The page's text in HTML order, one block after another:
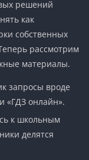
решений
как
собственных
рассмотрим
материалы.
запросы вроде
«ГДЗ онлайн».
к школьным
делятся